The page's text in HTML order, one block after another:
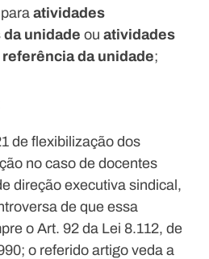
paraatividades
da unidadeouatividades
da unidade;
de flexibilização dos
no caso de docentes
direção executiva sindical,
de que essa
o Art. 92 da Lei 8.112, de
o referido artigo veda a